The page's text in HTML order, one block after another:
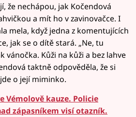
že nechápou, jak Kočendová
a mít ho v zavinovačce. I
mela, když jedna z komentujících
jak se o dítě stará. „Ne, tu
vánočka. Kůži na kůži a bez lahve
taktně odpověděla, že si
o její miminko.
Vémolově kauze. Policie
zápasníkem visí otazník.